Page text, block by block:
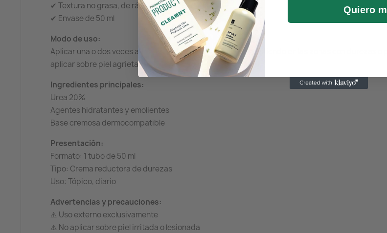
✔ Textura no grasa, de rápida absorción
✔ Envase de 50 ml
Modo de uso:
Aplicar una o dos veces al día sobre la piel limpia y seca, insistiendo en las zonas con durezas
aplicar sobre piel agrietada o heridas.
Ingredientes principales:
Urea 20%
Agentes hidratantes y emolientes
Base cremosa dermocompatible
Presentación:
Formato: 1 tubo de 50 ml
Tipo: Crema reductora de durezas
Uso: Tópico, diario
Advertencias y precauciones:
⚠️ Uso externo exclusivamente
⚠️ No aplicar sobre piel irritada o lesionada
Quiero